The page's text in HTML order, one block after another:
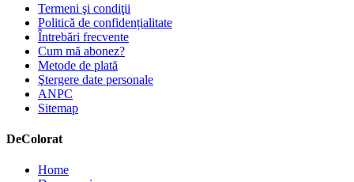
Termeni şi condiţii
Politică de confidențialitate
Întrebări frecvente
Cum mă abonez?
Metode de plată
Ştergere date personale
ANPC
Sitemap
DeColorat
Home